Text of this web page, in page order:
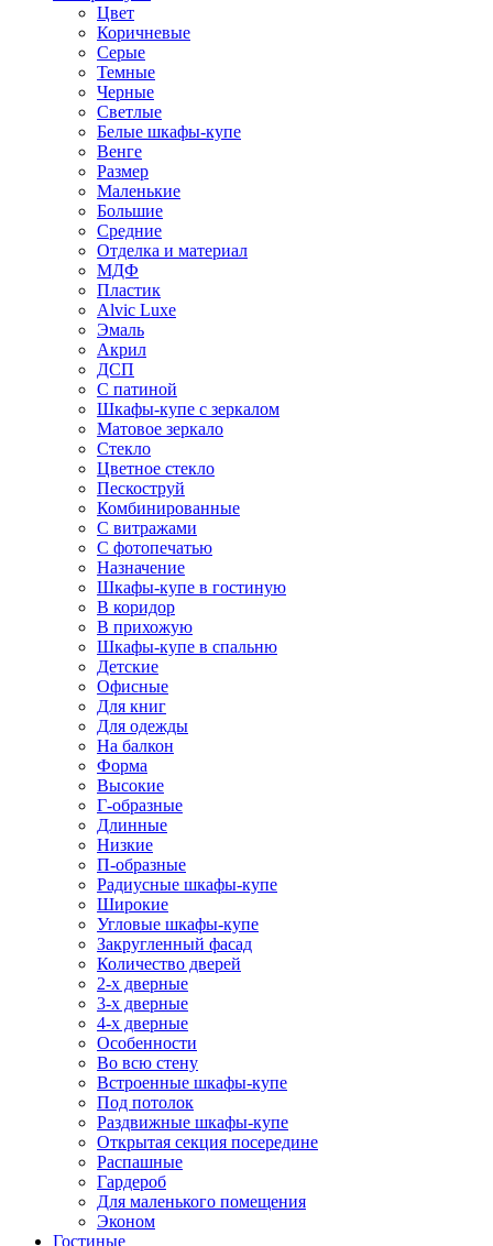
Цвет
Коричневые
Серые
Темные
Черные
Светлые
Белые шкафы-купе
Венге
Размер
Маленькие
Большие
Средние
Отделка и материал
МДФ
Пластик
Alvic Luxe
Эмаль
Акрил
ДСП
С патиной
Шкафы-купе с зеркалом
Матовое зеркало
Стекло
Цветное стекло
Пескоструй
Комбинированные
С витражами
С фотопечатью
Назначение
Шкафы-купе в гостиную
В коридор
В прихожую
Шкафы-купе в спальню
Детские
Офисные
Для книг
Для одежды
На балкон
Форма
Высокие
Г-образные
Длинные
Низкие
П-образные
Радиусные шкафы-купе
Широкие
Угловые шкафы-купе
Закругленный фасад
Количество дверей
2-х дверные
3-х дверные
4-х дверные
Особенности
Во всю стену
Встроенные шкафы-купе
Под потолок
Раздвижные шкафы-купе
Открытая секция посередине
Распашные
Гардероб
Для маленького помещения
Эконом
Гостиные